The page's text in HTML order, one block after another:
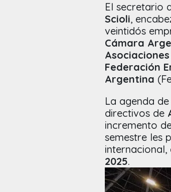
El secretario
Scioli,
veintidós
Cámara
Federación
Argentina
La agenda de
directivos de
incremento
semestre les
internacional,
2025.